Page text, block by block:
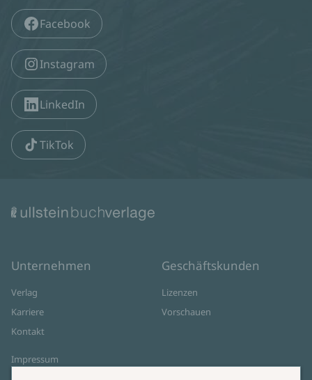
Facebook
Instagram
LinkedIn
TikTok
Unternehmen
Verlag
Karriere
Kontakt
Impressum
Geschäftskunden
Lizenzen
Vorschauen